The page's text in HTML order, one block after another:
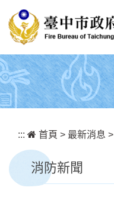
::: 首頁 > 最新消息 >
消防新聞